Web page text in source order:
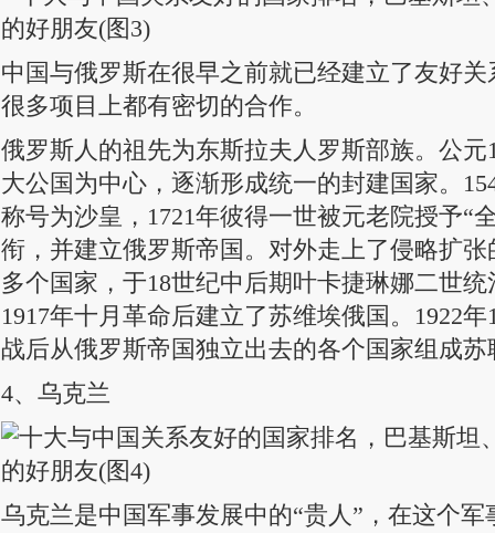
中国与俄罗斯在很早之前就已经建立了友好
很多项目上都有密切的合作。
俄罗斯人的祖先为东斯拉夫人罗斯部族。公
大公国为中心，逐渐形成统一的封建国家。
称号为沙皇，1721年彼得一世被元老院授予“
衔，并建立俄罗斯帝国。对外走上了侵略扩
多个国家，于18世纪中后期叶卡捷琳娜二世
1917年十月革命后建立了苏维埃俄国。1922
战后从俄罗斯帝国独立出去的各个国家组成苏
4、乌克兰
乌克兰是中国军事发展中的“贵人”，在这个